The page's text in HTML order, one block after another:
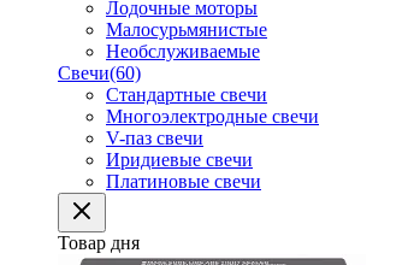
Лодочные моторы
Малосурьмянистые
Необслуживаемые
Свечи(60)
Стандартные свечи
Многоэлектродные свечи
V-паз свечи
Иридиевые свечи
Платиновые свечи
Товар дня